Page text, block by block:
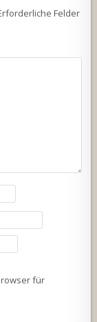
Felder
für